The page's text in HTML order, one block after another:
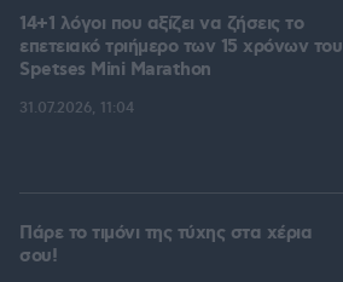
14+1 λόγοι που αξίζει να ζήσεις το
επετειακό τριήμερο των 15 χρόνων του
Spetses Mini Marathon
31.07.2026, 11:04
Πάρε το τιμόνι της τύχης στα χέρια
σου!